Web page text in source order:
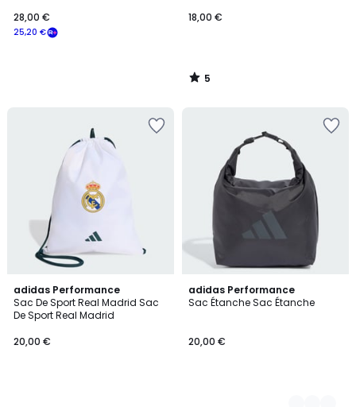
25,20 €
28,00 € 18,00 €
5
/
adidas Performance
Sac De Sport Real Madrid Sac
De Sport Real Madrid
20,00 €
adidas Performance
Sac Étanche Sac Étanche
20,00 €
2
Couleurs